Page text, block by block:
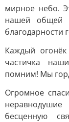
мирное небо.
нашей общей
благодарности
Каждый
частичка
помним! Мы
Огромное
бесценную